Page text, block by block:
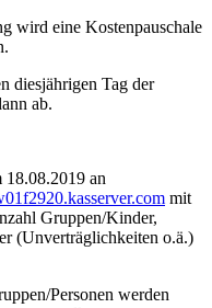
wird eine Kostenpauschale
diesjährigen Tag der
ab.
an
mit
Gruppen/Kinder,
(Unverträglichkeiten o.ä.)
Personen werden